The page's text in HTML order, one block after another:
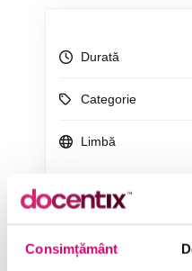
Consimțământ
Durată
Categorie
Limbă